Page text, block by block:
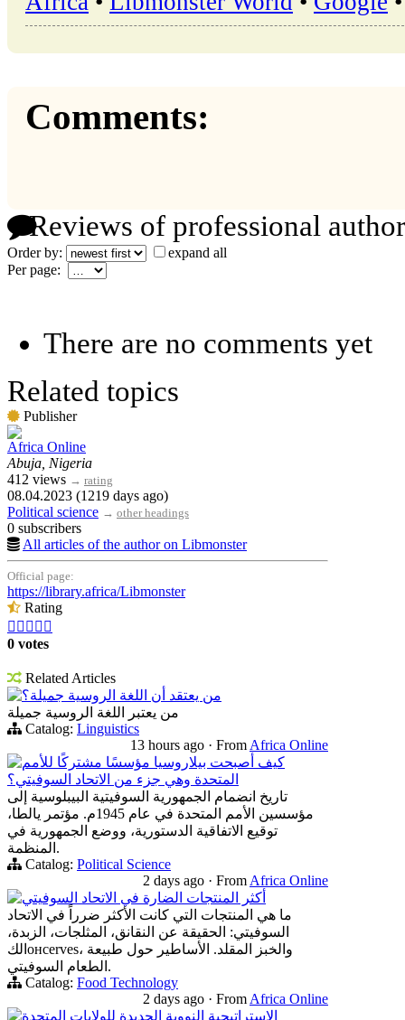
Comments:
Reviews of professional
Order by:
expand all
Per page:
There are no comments yet
Related topics
Publisher
Africa Online
Abuja, Nigeria
412 views → rating
08.04.2023 (1219 days ago)
Political science → other headings
0 subscribers
All articles of the author on Libmonster
Official page:
https://library.africa/Libmonster
Rating
    
0 votes
Related Articles
من يعتقد أن اللغة الروسية جميلة؟
من يعتبر اللغة الروسية جميلة
Catalog: Linguistics
13 hours ago · From Africa Online
كيف أصبحت بيلاروسيا مؤسسًا مشتركًا للأمم
المتحدة وهي جزء من الاتحاد السوفيتي؟
تاريخ انضمام الجمهورية السوفيتية البيبلوسية إلى
مؤسسين الأمم المتحدة في عام 1945م. مؤتمر يالطا،
توقيع الاتفاقية الدستورية، ووضع الجمهورية في
المنظمة.
Catalog: Political Science
2 days ago · From Africa Online
أكثر المنتجات الضارة في الاتحاد السوفيتي
ما هي المنتجات التي كانت الأكثر ضرراً في الاتحاد
السوفيتي: الحقيقة عن النقانق، المثلجات، الزبدة،
الكонсerves، والخبز المقلد. الأساطير حول طبيعة
الطعام السوفيتي.
Catalog: Food Technology
2 days ago · From Africa Online
الاستراتيجية النووية الجديدة للولايات المتحدة